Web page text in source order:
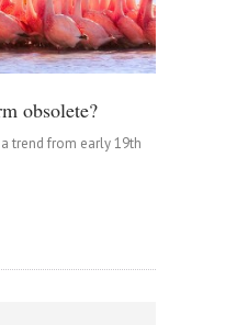
obsolete?
trend from early 19th